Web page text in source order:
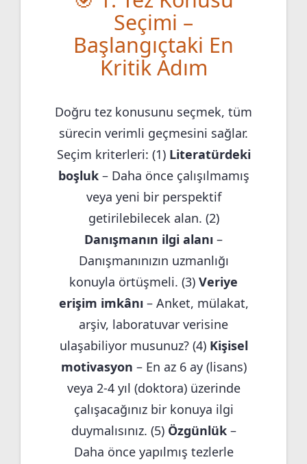
Seçimi –
Başlangıçtaki En
Kritik Adım
Doğru tez konusunu seçmek, tüm
sürecin verimli geçmesini sağlar.
Seçim kriterleri: (1) Literatürdeki
boşluk– Daha önce çalışılmamış
veya yeni bir perspektif
getirilebilecek alan. (2)
Danışmanın ilgi alanı –
Danışmanınızın uzmanlığı
konuyla örtüşmeli. (3) Veriye
erişim imkânı – Anket, mülakat,
arşiv, laboratuvar verisine
ulaşabiliyor musunuz? (4) Kişisel
motivasyon – En az 6 ay (lisans)
veya 2-4 yıl (doktora) üzerinde
çalışacağınız bir konuya ilgi
duymalısınız. (5) Özgünlük–
Daha önce yapılmış tezlerle